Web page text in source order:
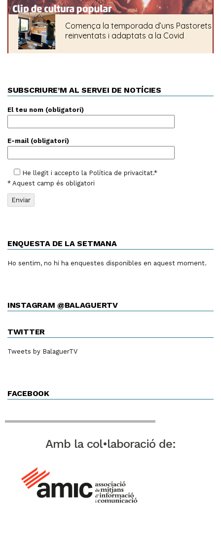
SUBSCRIURE’M AL SERVEI DE NOTÍCIES
El teu nom (obligatori)
E-mail (obligatori)
He llegit i accepto la Política de privacitat.*
* Aquest camp és obligatori
ENQUESTA DE LA SETMANA
Ho sentim, no hi ha enquestes disponibles en aquest moment.
INSTAGRAM @BALAGUERTV
TWITTER
Tweets by BalaguerTV
FACEBOOK
Amb la col•laboració de: